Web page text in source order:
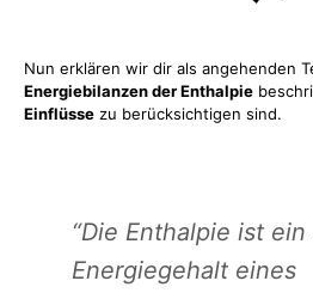
Nun erklären wir dir als angehenden
Energiebilanzen der Enthalpie
Einflüsse zu berücksichtigen sind.
“Die Enthalpie ist
Energiegehalt eines